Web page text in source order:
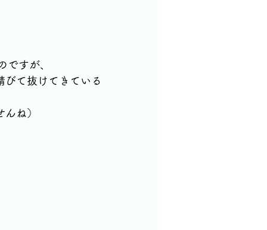
ですが、
びて抜けてきている
ね）